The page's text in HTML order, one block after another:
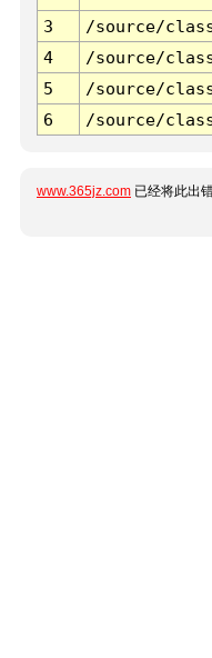
3 /source/
4
/source/
5
/source/
6
/source/
www.365jz.com 已经将此出